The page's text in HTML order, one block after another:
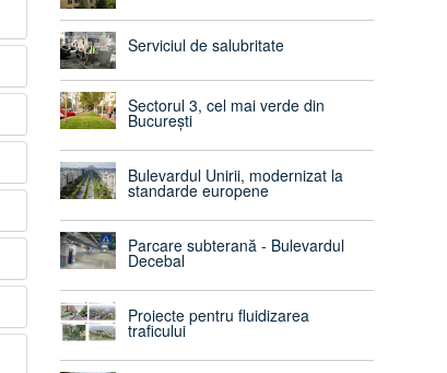
Serviciul de salubritate
Sectorul 3, cel mai verde din
București
Bulevardul Unirii, modernizat la
standarde europene
Parcare subterană - Bulevardul
Decebal
Proiecte pentru fluidizarea
traficului